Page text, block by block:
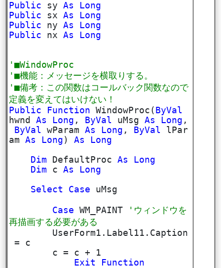
Public syAs
Long
Public sxAs
Long
Public nyAs
Long
Public nxAs Long
'■WindowProc
'■機能：メッセージを横取りする。
'■備考：この関数はコールバック関数なので
定義を変えてはいけない！
Public
Function WindowProc( ByVal
hwndAs Long , ByVal uMsgAs Long ,
ByVal wParamAs Long , ByVal lPar
amAs Long )As
Long
Dim DefaultProcAs
Long
Dim cAs
Long
Select
Case uMsg
Case WM_PAINT
'ウィンドウを
再描画する必要がある
UserForm1.Label11.Caption
= c
c = c + 1
Exit
Function